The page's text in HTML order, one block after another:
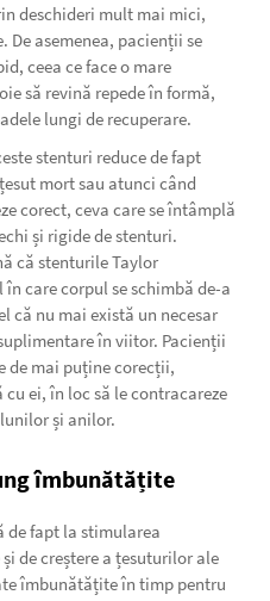
deschideri mult mai mici,
De asemenea, pacienții se
ceea ce face o mare
să revină repede în formă,
lungi de recuperare.
stenturi reduce de fapt
mort sau atunci când
corect, ceva care se întâmplă
și rigide de stenturi.
că stenturile Taylor
care corpul se schimbă de-a
că nu mai există un necesar
în viitor. Pacienții
de mai puține corecții,
ei, în loc să le contracareze
și anilor.
îmbunătățite
de fapt la stimularea
de creștere a țesuturilor ale
îmbunătățite în timp pentru